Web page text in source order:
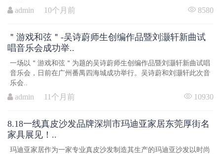
admin 10个月前 8580
＂游戏和弦＂-吴诗蔚师生创编作品暨刘灏轩新曲试
唱音乐会成功举..
一场以＂游戏和弦＂为题的吴诗蔚师生创编作品暨刘灏轩新曲试唱
音乐会，日前在广州番禺四海城成功举行。吴诗蔚和刘灏轩此次音
乐会..
admin 11个月前 10930
8.18一线真皮沙发品牌深圳市玛迪亚家居东莞厚街名
家具展见！..
玛迪亚家居作为一家专业真皮沙发制造其生产的玛迪亚沙发以时尚